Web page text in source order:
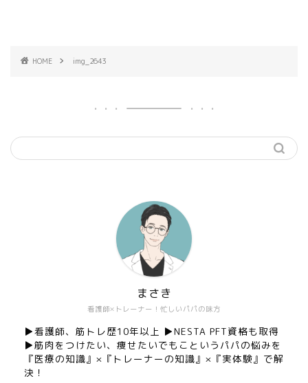
HOME img_2643
看護師×トレーナー！忙しいパパの味方
まさき
▶︎看護師、筋トレ歴10年以上 ▶︎NESTA PFT資格も取得
▶︎筋肉をつけたい、痩せたいでもこというパパの悩みを
『医療の知識』×『トレーナーの知識』×『実体験』で解
決！